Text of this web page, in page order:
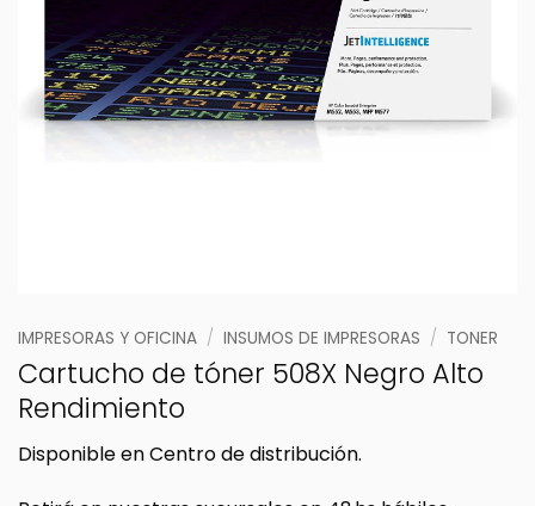
IMPRESORAS Y OFICINA / INSUMOS DE IMPRESORAS / TONER
Cartucho de tóner 508X Negro Alto
Rendimiento
Disponible en Centro de distribución.